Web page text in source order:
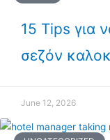
15 Tips για
σεζόν
June 12, 2026